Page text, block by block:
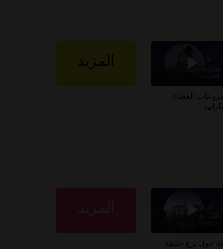
الفضاء
المزيد
حول برج خليفة